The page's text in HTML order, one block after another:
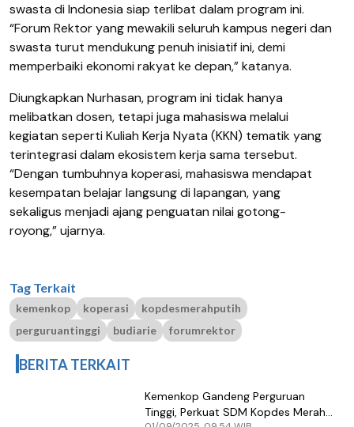
swasta di Indonesia siap terlibat dalam program ini.
“Forum Rektor yang mewakili seluruh kampus negeri dan
swasta turut mendukung penuh inisiatif ini, demi
memperbaiki ekonomi rakyat ke depan,” katanya.
Diungkapkan Nurhasan, program ini tidak hanya
melibatkan dosen, tetapi juga mahasiswa melalui
kegiatan seperti Kuliah Kerja Nyata (KKN) tematik yang
terintegrasi dalam ekosistem kerja sama tersebut.
“Dengan tumbuhnya koperasi, mahasiswa mendapat
kesempatan belajar langsung di lapangan, yang
sekaligus menjadi ajang penguatan nilai gotong-
royong,” ujarnya.
Tag Terkait
kemenkop koperasi
kopdesmerahputih
perguruantinggi
budiarie forumrektor
BERITA TERKAIT
Kemenkop Gandeng Perguruan
Tinggi, Perkuat SDM Kopdes Merah